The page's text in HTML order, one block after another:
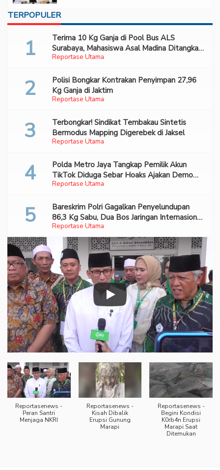
TERPOPULER
Reportase Utama
Terima 10 Kg Ganja di Pool Bus ALS
Surabaya, Mahasiswa Asal Madina Ditangkap
Bareskrim
Reportase Utama
Polisi Bongkar Kontrakan Penyimpan 27,96
Kg Ganja di Jaktim
Reportase Utama
Terbongkar! Sindikat Tembakau Sintetis
Bermodus Mapping Digerebek di Jaksel
Reportase Utama
Polda Metro Jaya Tangkap Pemilik Akun
TikTok Diduga Sebar Hoaks Ajakan Demo
Turunkan Prabowo-Gibran
Reportase Utama
Bareskrim Polri Gagalkan Penyelundupan
86,3 Kg Sabu, Dua Bos Jaringan Internasional
Diburu
Reportasenews -
Peran Santri
Menjaga NKRI
Reportasenews -
Kisah Dibalik
Erupsi Gunung
Marapi
Reportasenews -
Begini Kondisi
K0rb4n Erupsi
Marapi Saat
Ditemukan